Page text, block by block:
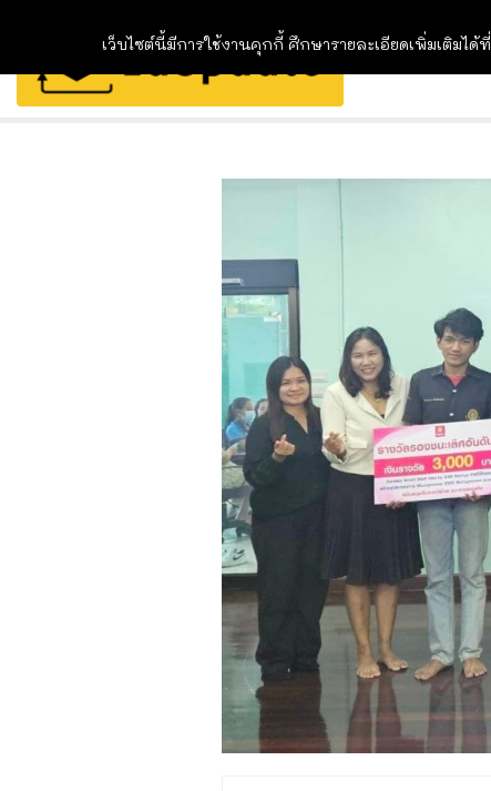
เว็บไซต์นี้มีการใช้งานคุกกี้ ศึกษารายละเอียดเพิ่มเติมได้ที่